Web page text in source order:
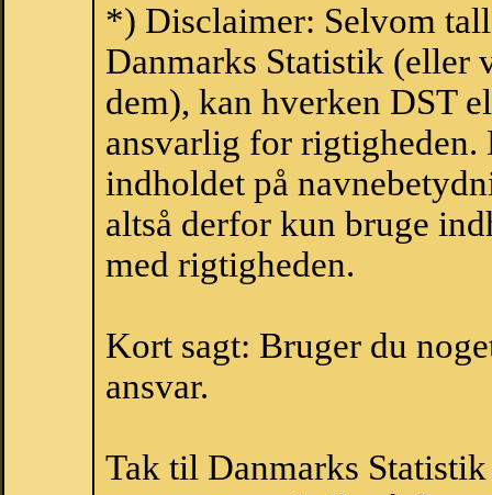
*) Disclaimer: Selvom
Danmarks Statistik (eller
dem), kan hverken DST
ansvarlig for
indholdet på
altså derfor kun bruge
med rigtigheden.
Kort sagt: Bruger du
ansvar.
Tak til Danmarks